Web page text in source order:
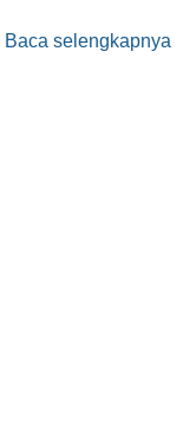
Baca selengkapnya